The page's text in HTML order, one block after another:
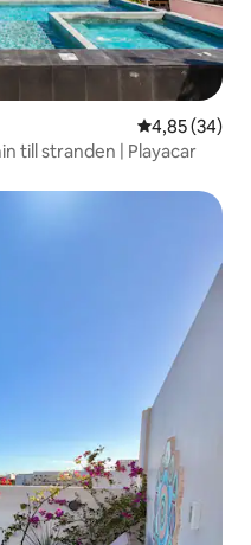
4,85 av 5 i
4,85 (34)
till stranden | Playacar